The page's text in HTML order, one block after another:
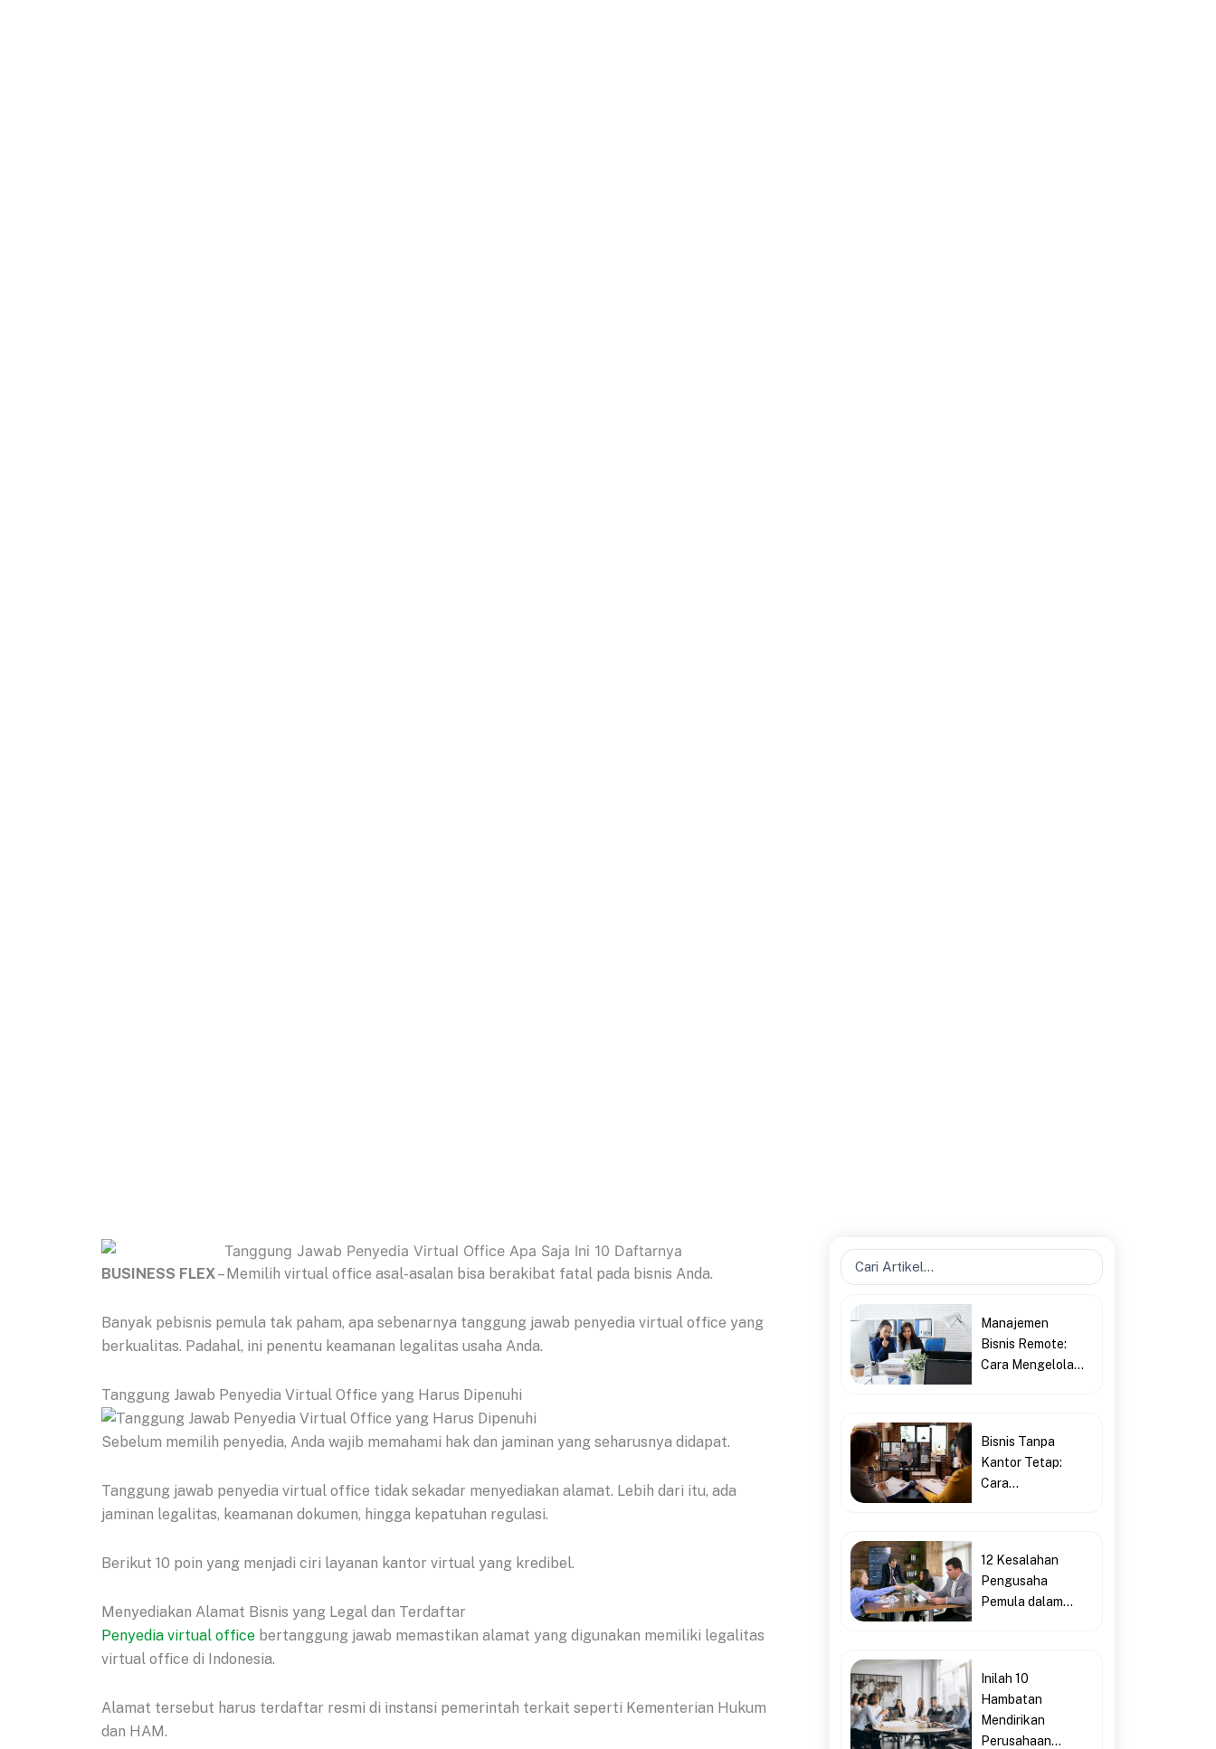
BUSINESS FLEX– Memilih virtual office asal-asalan bisa berakibat fatal pada bisnis Anda.
Banyak pebisnis pemula tak paham, apa sebenarnya tanggung jawab penyedia virtual office yang
berkualitas. Padahal, ini penentu keamanan legalitas usaha Anda.
Tanggung Jawab Penyedia Virtual Office yang Harus Dipenuhi
Sebelum memilih penyedia, Anda wajib memahami hak dan jaminan yang seharusnya didapat.
Tanggung jawab penyedia virtual office tidak sekadar menyediakan alamat. Lebih dari itu, ada
jaminan legalitas, keamanan dokumen, hingga kepatuhan regulasi.
Berikut 10 poin yang menjadi ciri layanan kantor virtual yang kredibel.
Menyediakan Alamat Bisnis yang Legal dan Terdaftar
Penyedia virtual office bertanggung jawab memastikan alamat yang digunakan memiliki legalitas
virtual office di Indonesia.
Alamat tersebut harus terdaftar resmi di instansi pemerintah terkait seperti Kementerian Hukum
dan HAM.
Search
...
Manajemen
Bisnis Remote:
Cara Mengelola...
Bisnis Tanpa
Kantor Tetap:
Cara...
12 Kesalahan
Pengusaha
Pemula dalam...
Inilah 10
Hambatan
Mendirikan
Perusahaan...